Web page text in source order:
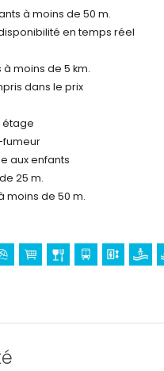
de 5 kilomètres de
de 10 kilomètres de
à moins de 50 m.
en temps réel
moins de 5 km.
dans le prix
étage
fumeur
aux enfants
25 m.
moins de 50 m.